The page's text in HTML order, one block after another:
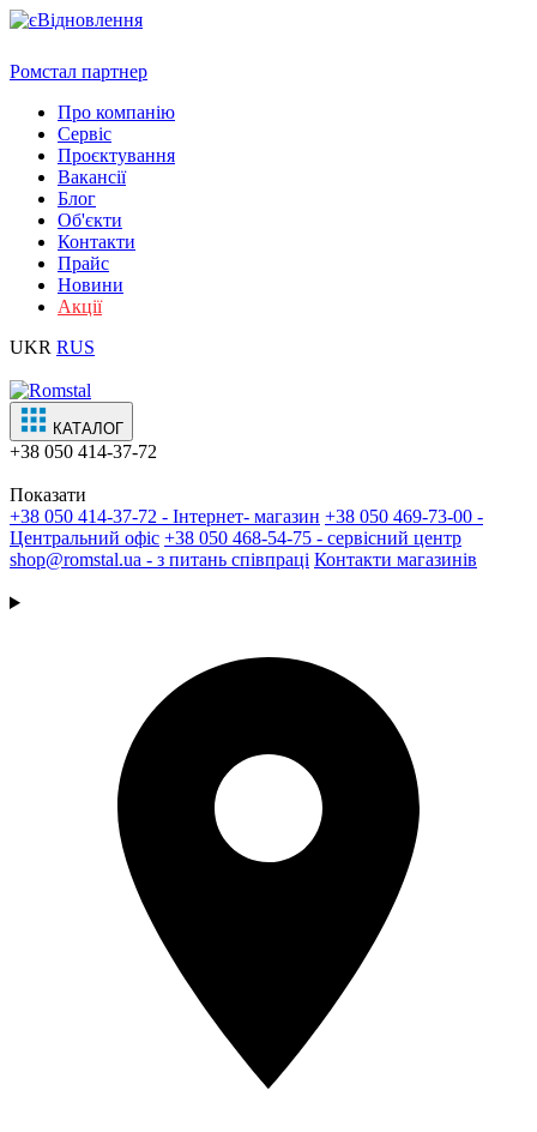
Ромстал партнер
Про компанію
Сервіс
Проєктування
Вакансії
Блог
Об'єкти
Контакти
Прайс
Новини
Акції
UKR RUS
КАТАЛОГ
+38 050 414-37-72
Показати
+38 050 414-37-72 - Інтернет- магазин +38 050 469-73-00 -
Центральний офіс +38 050 468-54-75 - сервісний центр
shop@romstal.ua - з питань співпраці Контакти магазинів